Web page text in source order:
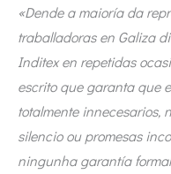
«Dende a maioría da
traballadoras en Galiza
Inditex en repetidas
escrito que garanta que
totalmente innecesarios,
silencio ou promesas
ningunha garantía